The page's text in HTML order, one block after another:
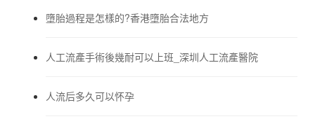
墮胎過程是怎樣的?香港墮胎合法地方
人工流產手術後幾耐可以上班_深圳人工流產醫院
人流后多久可以怀孕